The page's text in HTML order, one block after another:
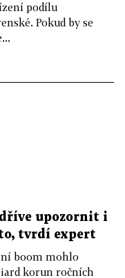
podílu
Pokud by se
upozornit i
tvrdí expert
boom mohlo
korun ročních